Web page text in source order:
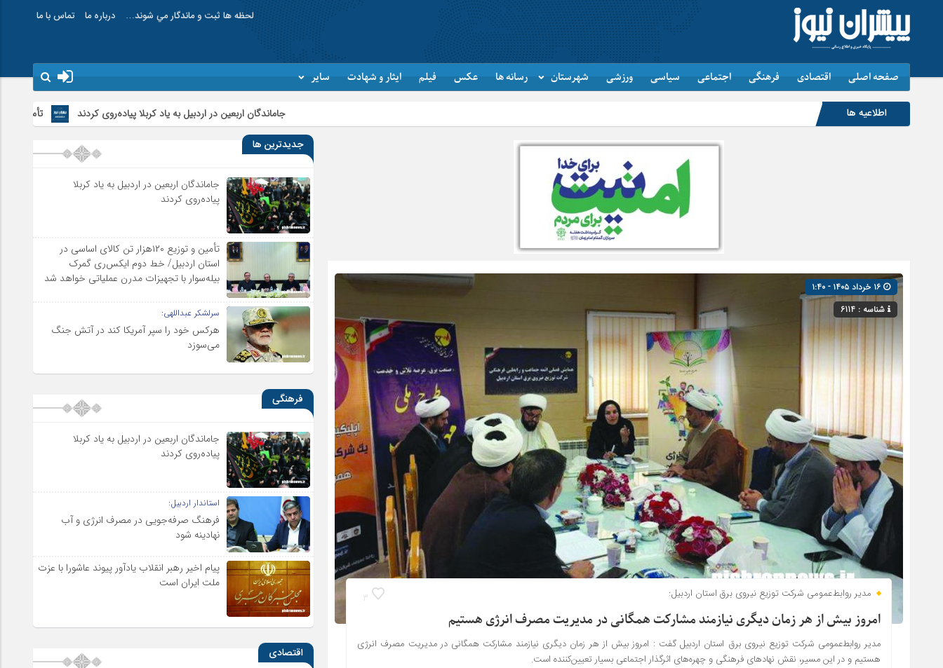
لحظه ها ثبت و ماندگار مي شوند… درباره ما تماس با ما
صفحه اصلی اقتصادی فرهنگی اجتماعی سیاسی ورزشی شهرستان رسانه ها عکس فیلم ایثار و شهادت سایر
اطلاعیه ها جاماندگان اربعین در اردبیل به یاد کربلا پیاده‌روی کردند تأمین و توزیع ۱۲۰هزار تن کالای اساسی در استان اردبیل/ خط دوم ایکس‌ری گمرک بیله‌سوار با تجهیزات مدرن عملیاتی خواهد شد
شناسه : 6114
3 مدیر روابط‌عمومی شرکت توزیع نیروی برق استان اردبیل:
امروز بیش از هر زمان دیگری نیازمند مشارکت همگانی در مدیریت مصرف انرژی هستیم
مدیر روابط‌عمومی شرکت توزیع نیروی برق استان اردبیل گفت : امروز بیش از هر زمان دیگری نیازمند مشارکت همگانی در مدیریت مصرف انرژی
هستیم و در این مسیر، نقش نهادهای فرهنگی و چهره‌های اثرگذار اجتماعی بسیار تعیین‌کننده است.
جدیدترین ها
جاماندگان اربعین در اردبیل به یاد کربلا
پیاده‌روی کردند
تأمین و توزیع ۱۲۰هزار تن کالای اساسی در
استان اردبیل/ خط دوم ایکس‌ری گمرک
بیله‌سوار با تجهیزات مدرن عملیاتی خواهد شد
سرلشکر عبداللهی:
هرکس خود را سپر آمریکا کند در آتش جنگ
می‌سوزد
فرهنگی
جاماندگان اربعین در اردبیل به یاد کربلا
پیاده‌روی کردند
استاندار اردبیل:
فرهنگ صرفه‌جویی در مصرف انرژی و آب
نهادینه شود
پیام اخیر رهبر انقلاب یادآور پیوند عاشورا با عزت
ملت ایران است
اقتصادی